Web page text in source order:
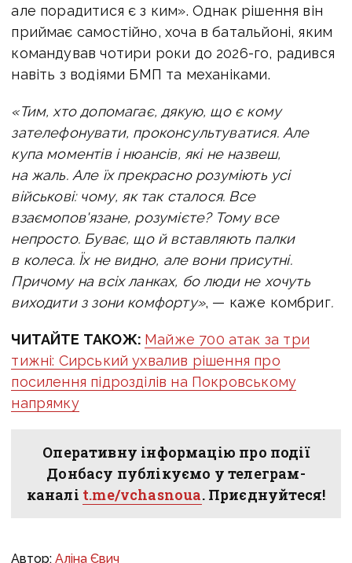
але порадитися є з ким». Однак рішення він
приймає самостійно, хоча в батальйоні, яким
командував чотири роки до 2026-го, радився
навіть з водіями БМП та механіками.
«Тим, хто допомагає, дякую, що є кому
зателефонувати, проконсультуватися. Але
купа моментів і нюансів, які не назвеш,
на жаль. Але їх прекрасно розуміють усі
військові: чому, як так сталося. Все
взаємопов'язане, розумієте? Тому все
непросто. Буває, що й вставляють палки
в колеса. Їх не видно, але вони присутні.
Причому на всіх ланках, бо люди не хочуть
виходити з зони комфорту», — каже комбриг.
ЧИТАЙТЕ ТАКОЖ: Майже 700 атак за три
тижні: Сирський ухвалив рішення про
посилення підрозділів на Покровському
напрямку
Оперативну інформацію про події
Донбасу публікуємо у телеграм-
каналі t.me/vchasnoua. Приєднуйтеся!
Автор:Аліна Євич